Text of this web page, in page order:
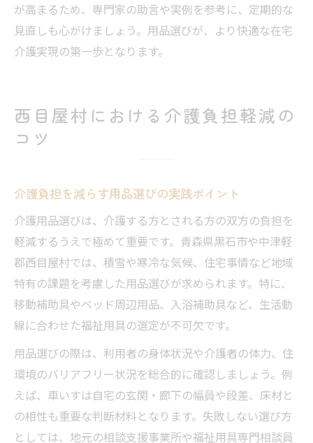
が高まるため、専門家の助言や実例を参考に、定期的な
見直しも心がけましょう。用品選びが、より快適な在宅
介護実現の第一歩となります。
西目屋村における介護負担軽減の
コツ
介護負担を減らす用品選びの実践ポイント
介護用品選びは、介護する方とされる方の双方の負担を
軽減するうえで極めて重要です。青森県黒石市や中津軽
郡西目屋村では、積雪や寒冷な気候、住宅事情など地域
特有の課題を考慮した用品選びが求められます。特に、
移動補助具やベッド周辺用品、入浴補助具など、生活動
線に合わせた福祉用具の選定が不可欠です。
用品選びの際は、利用者の身体状況や介護者の体力、住
環境のバリアフリー状況を総合的に確認しましょう。例
えば、車いすは自宅の玄関・廊下の幅員や段差、床材と
の相性も重要な判断材料となります。失敗しない選び方
としては、地元の相談支援事業所や福祉用具専門相談員